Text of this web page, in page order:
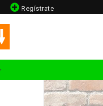
Regístrate